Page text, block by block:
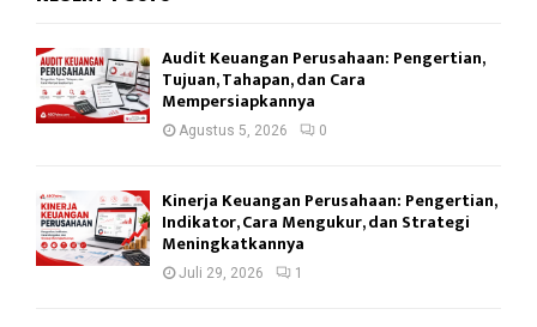
Audit Keuangan Perusahaan: Pengertian,
Tujuan, Tahapan, dan Cara
Mempersiapkannya
Agustus 5, 2026 0
Kinerja Keuangan Perusahaan: Pengertian,
Indikator, Cara Mengukur, dan Strategi
Meningkatkannya
Juli 29, 2026 1